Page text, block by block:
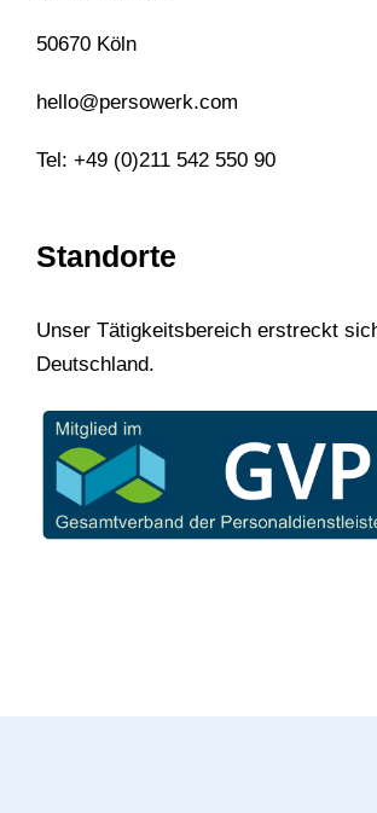
50670 Köln
hello@persowerk.com
Tel: +49 (0)211 542 550 90
Standorte
Unser Tätigkeitsbereich erstreckt
Deutschland.